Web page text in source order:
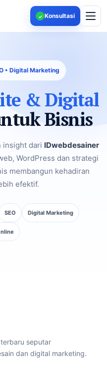
✓ Konsultasi
• Digital Marketing
& Digital
Bisnis
insight dari IDwebdesainer
WordPress dan strategi
membangun kehadiran
efektif.
SEO Digital Marketing
seputar
dan digital marketing.